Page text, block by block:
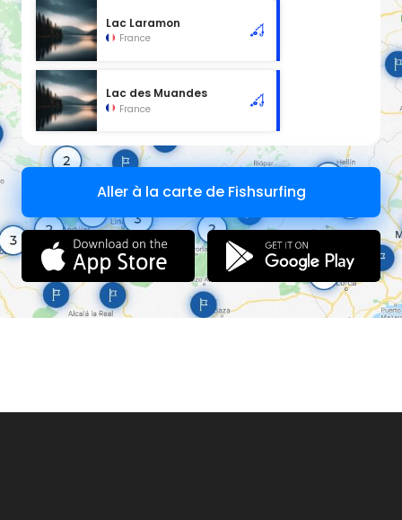
Lac Laramon
France
Lac des Muandes
France
Aller à la carte de Fishsurfing